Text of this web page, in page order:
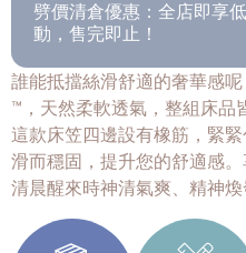
劈價清倉優惠：全店即享
動，售完即止！
誰能抵擋絲滑舒適的奢華感
™，天然柔軟透氣，整組床品
這款床笠四邊設有橡筋，緊
滑而穩固，提升您的舒適感
清晨醒來時神清氣爽、精神煥